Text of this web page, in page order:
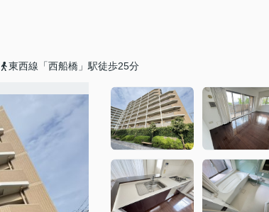
東西線「西船橋」駅徒歩25分